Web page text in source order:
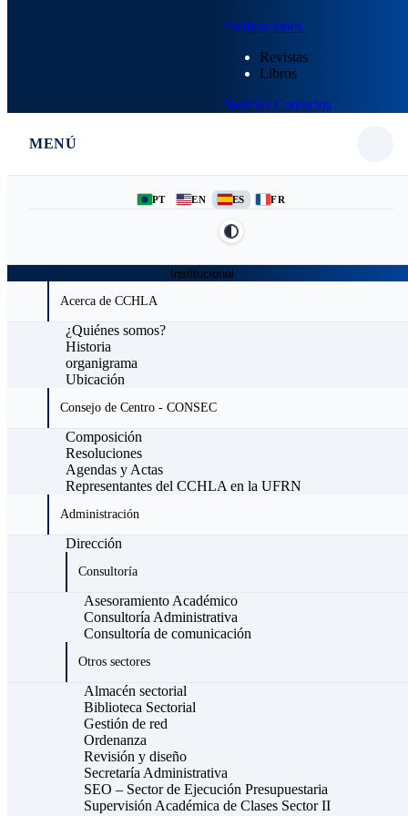
Publicaciones
Revistas
Libros
Noticias Contactos
MENÚ
PT EN ES FR
Institucional
Acerca de CCHLA
¿Quiénes somos?
Historia
organigrama
Ubicación
Consejo de Centro - CONSEC
Composición
Resoluciones
Agendas y Actas
Representantes del CCHLA en la UFRN
Administración
Dirección
Consultoría
Asesoramiento Académico
Consultoría Administrativa
Consultoría de comunicación
Otros sectores
Almacén sectorial
Biblioteca Sectorial
Gestión de red
Ordenanza
Revisión y diseño
Secretaría Administrativa
SEO – Sector de Ejecución Presupuestaria
Supervisión Académica de Clases Sector II